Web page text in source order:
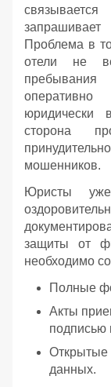
запрашивает
Проблема в
отели не
юридически
сторона
мошенников.
Юристы
защиты от
необходимо
Полные
Акты
подписью
Открытые
данных.